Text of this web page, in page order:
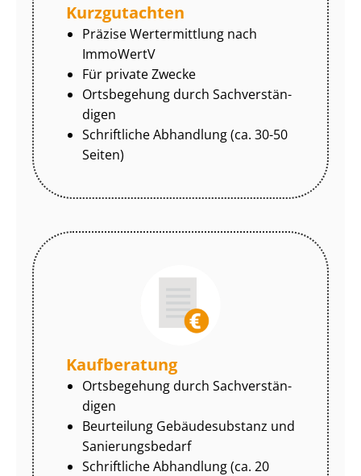
Kurzgutachten
Präzise Wertermittlung nach
ImmoWertV
Für private Zwecke
Ortsbegehung durch Sach­ver­stän­
di­gen
Schriftliche Abhandlung (ca. 30-50
Seiten)
Kaufberatung
Ortsbegehung durch Sach­ver­stän­
di­gen
Beurteilung Gebäudesubstanz und
Sa­nie­rungs­be­darf
Schriftliche Abhandlung (ca. 20